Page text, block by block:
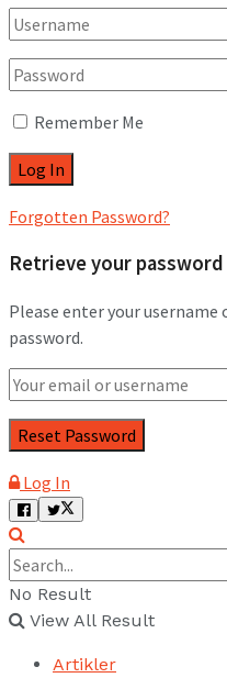
Remember Me
Forgotten Password?
Retrieve your password
Please enter your
password.
Log In
No Result
View All Result
Artikler